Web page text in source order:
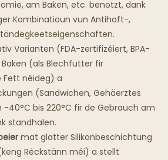
am Baken, etc. benotzt, dank
Kombinatioun vun Antihaft-,
Varianten (FDA-zertifizéiert, BPA-
(als Blechfutter fir
Fett néideg) a
(Sandwichen, Gehäerztes
-40°C bis 220°C fir de Gebrauch am
standhalen.
mat glatter Silikonbeschichtung
Réckstänn méi) a stellt